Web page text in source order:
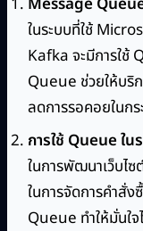
ในระบบที่ใช้
Kafka จะมีการใช้
Queue ช่วยให้บริ
ลดการรอคอยในก
การใช้ Queue ใ
ในการพัฒนาเว็บ
ในการจัดการคำสั่ง
Queue ทำให้มั่นใ